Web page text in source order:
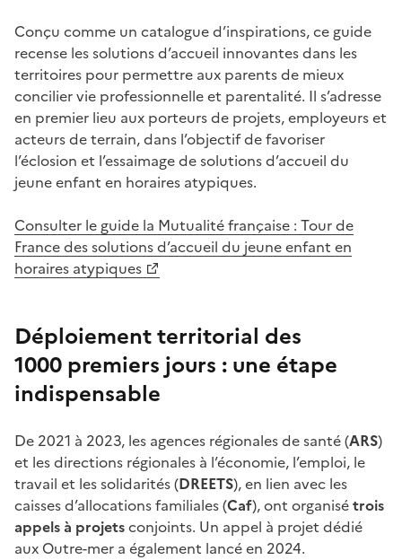
Conçu comme un catalogue d’inspirations, ce guide
recense les solutions d’accueil innovantes dans les
territoires pour permettre aux parents de mieux
concilier vie professionnelle et parentalité. Il s’adresse
en premier lieu aux porteurs de projets, employeurs et
acteurs de terrain, dans l’objectif de favoriser
l’éclosion et l’essaimage de solutions d’accueil du
jeune enfant en horaires atypiques.
Consulter le guide la Mutualité française : Tour de
France des solutions d’accueil du jeune enfant en
horaires atypiques
Déploiement territorial des
1000 premiers jours : une étape
indispensable
De 2021 à 2023, les agences régionales de santé (ARS)
et les directions régionales à l’économie, l’emploi, le
travail et les solidarités (DREETS), en lien avec les
caisses d’allocations familiales (Caf), ont organisétrois
appels à projetsconjoints. Un appel à projet dédié
aux Outre-mer a également lancé en 2024.